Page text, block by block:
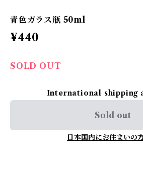
青色ガラス瓶 50ml
¥440
SOLD OUT
International shipping
Sold out
日本国内にお住まいの